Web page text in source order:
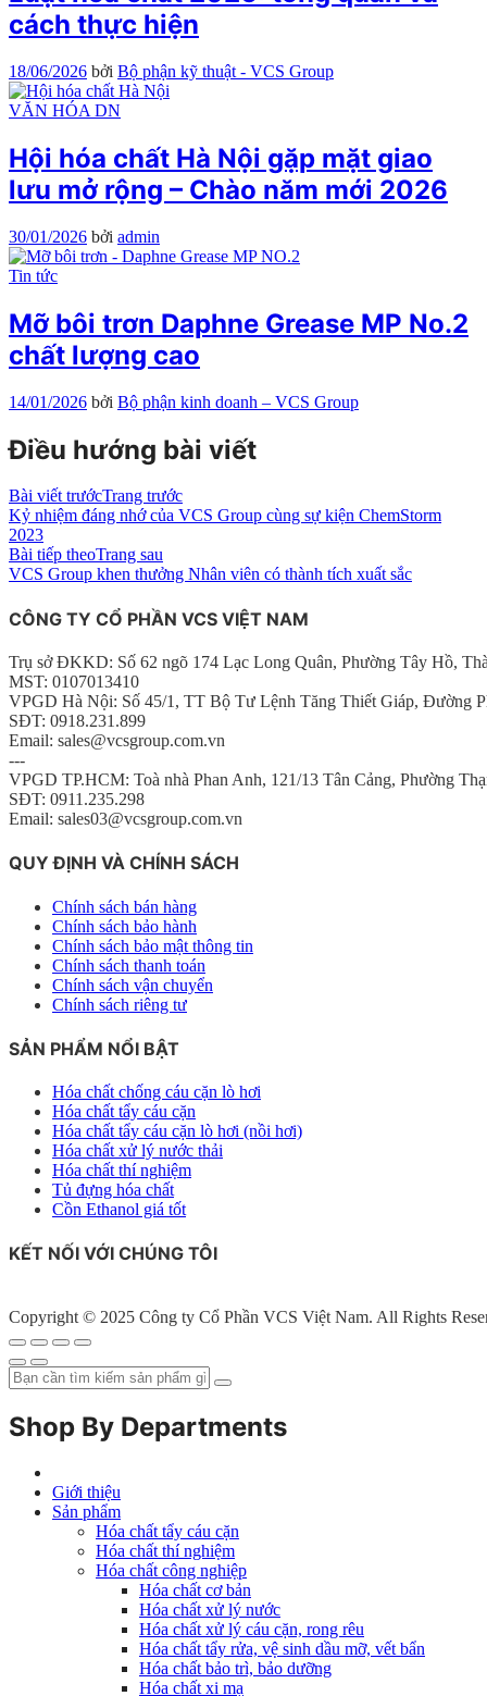
cách thực hiện
18/06/2026 bởi Bộ phận kỹ thuật - VCS Group
VĂN HÓA DN
Hội hóa chất Hà Nội gặp mặt giao
lưu mở rộng – Chào năm mới 2026
30/01/2026 bởi admin
Tin tức
Mỡ bôi trơn Daphne Grease MP No.2
chất lượng cao
14/01/2026 bởi Bộ phận kinh doanh – VCS Group
Điều hướng bài viết
Bài viết trướcTrang trước
Kỷ nhiệm đáng nhớ của VCS Group cùng sự kiện ChemStorm
2023
Bài tiếp theoTrang sau
VCS Group khen thưởng Nhân viên có thành tích xuất sắc
CÔNG TY CỔ PHẦN VCS VIỆT NAM
Trụ sở ĐKKD: Số 62 ngõ 174 Lạc Long Quân, Phường Tây Hồ,
MST: 0107013410
VPGD Hà Nội: Số 45/1, TT Bộ Tư Lệnh Tăng Thiết Giáp, Đường
SĐT: 0918.231.899
Email: sales@vcsgroup.com.vn
---
VPGD TP.HCM: Toà nhà Phan Anh, 121/13 Tân Cảng, Phường
SĐT: 0911.235.298
Email: sales03@vcsgroup.com.vn
QUY ĐỊNH VÀ CHÍNH SÁCH
Chính sách bán hàng
Chính sách bảo hành
Chính sách bảo mật thông tin
Chính sách thanh toán
Chính sách vận chuyển
Chính sách riêng tư
SẢN PHẨM NỔI BẬT
Hóa chất chống cáu cặn lò hơi
Hóa chất tẩy cáu cặn
Hóa chất tẩy cáu cặn lò hơi (nồi hơi)
Hóa chất xử lý nước thải
Hóa chất thí nghiệm
Tủ đựng hóa chất
Cồn Ethanol giá tốt
KẾT NỐI VỚI CHÚNG TÔI
Copyright © 2025 Công ty Cổ Phần VCS Việt Nam. All Rights
Shop By Departments
Giới thiệu
Sản phẩm
Hóa chất tẩy cáu cặn
Hóa chất thí nghiệm
Hóa chất công nghiệp
Hóa chất cơ bản
Hóa chất xử lý nước
Hóa chất xử lý cáu cặn, rong rêu
Hóa chất tẩy rửa, vệ sinh dầu mỡ, vết bẩn
Hóa chất bảo trì, bảo dưỡng
Hóa chất xi mạ